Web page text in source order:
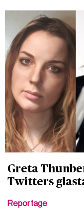
Greta
Twitters
Reportage